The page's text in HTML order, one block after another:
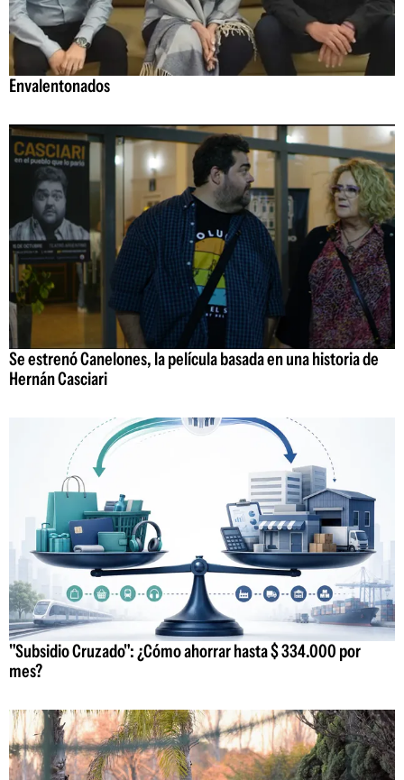
Envalentonados
Se estrenó Canelones, la película basada en una historia de
Hernán Casciari
"Subsidio Cruzado": ¿Cómo ahorrar hasta $ 334.000 por
mes?